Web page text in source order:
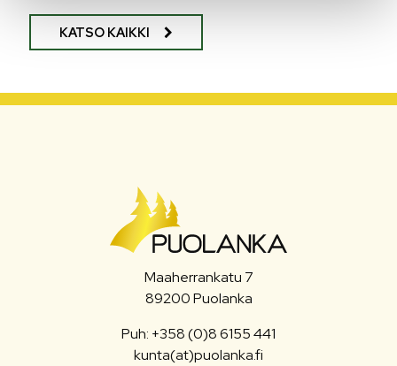
KATSO KAIKKI
Maaherrankatu 7
89200 Puolanka
Puh: +358 (0)8 6155 441
kunta(at)puolanka.fi